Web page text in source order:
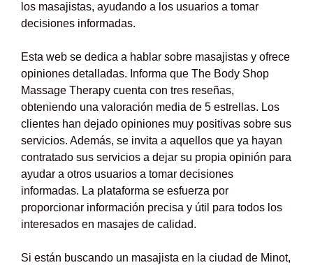
los masajistas, ayudando a los usuarios a tomar
decisiones informadas.
Esta web se dedica a hablar sobre masajistas y ofrece
opiniones detalladas. Informa que The Body Shop
Massage Therapy cuenta con tres reseñas,
obteniendo una valoración media de 5 estrellas. Los
clientes han dejado opiniones muy positivas sobre sus
servicios. Además, se invita a aquellos que ya hayan
contratado sus servicios a dejar su propia opinión para
ayudar a otros usuarios a tomar decisiones
informadas. La plataforma se esfuerza por
proporcionar información precisa y útil para todos los
interesados en masajes de calidad.
Si están buscando un masajista en la ciudad de Minot,